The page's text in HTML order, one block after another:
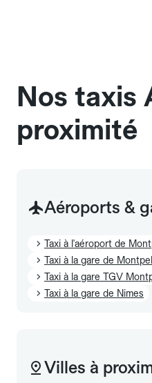
Nos taxis
proximité
Aéroports &
Taxi à l'aéroport de
Taxi à la gare de
Taxi à la gare TGV
Taxi à la gare de Nimes
Villes à